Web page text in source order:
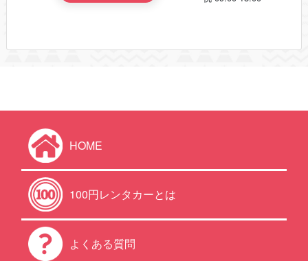
HOME
100円レンタカーとは
よくある質問